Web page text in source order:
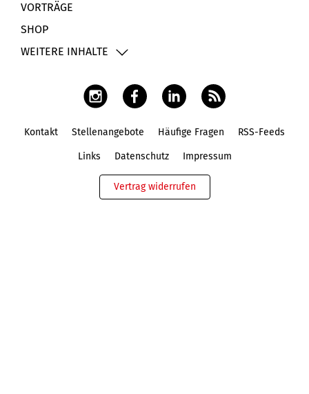
VORTRÄGE
SHOP
WEITERE INHALTE
Kontakt Stellenangebote Häufige Fragen RSS-Feeds
Links Datenschutz Impressum
Vertrag widerrufen